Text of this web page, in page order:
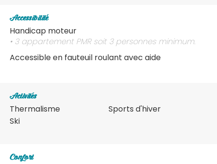
Accessibilité
Handicap moteur
• 3 appartement PMR soit 3 personnes minimum.
Accessible en fauteuil roulant avec aide
Activités
Thermalisme
Ski
Sports d'hiver
Confort